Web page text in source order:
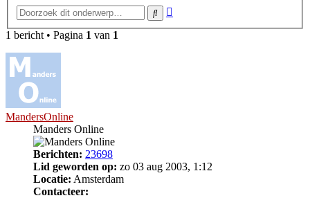
Zoek
1 bericht • Pagina 1 van 1
MandersOnline
Manders Online
Berichten: 23698
Lid geworden op: zo 03 aug 2003, 1:12
Locatie: Amsterdam
Contacteer: